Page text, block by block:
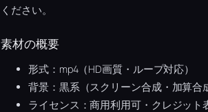
ください。
素材の概要
形式：mp4（HD画質・ループ対応）
背景：黒系（スクリーン合成・加算合
ライセンス：商用利用可・クレジット